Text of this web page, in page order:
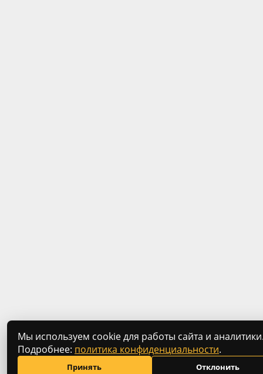
Мы используем cookie для работы сайта и
Подробнее: политика конфиденциальности.
Принять Отклонить